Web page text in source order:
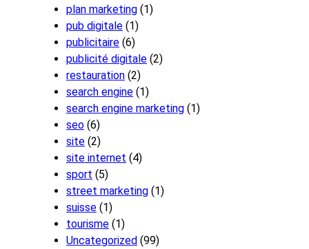
plan marketing (1)
pub digitale (1)
publicitaire (6)
publicité digitale (2)
restauration (2)
search engine (1)
search engine marketing (1)
seo (6)
site (2)
site internet (4)
sport (5)
street marketing (1)
suisse (1)
tourisme (1)
Uncategorized (99)